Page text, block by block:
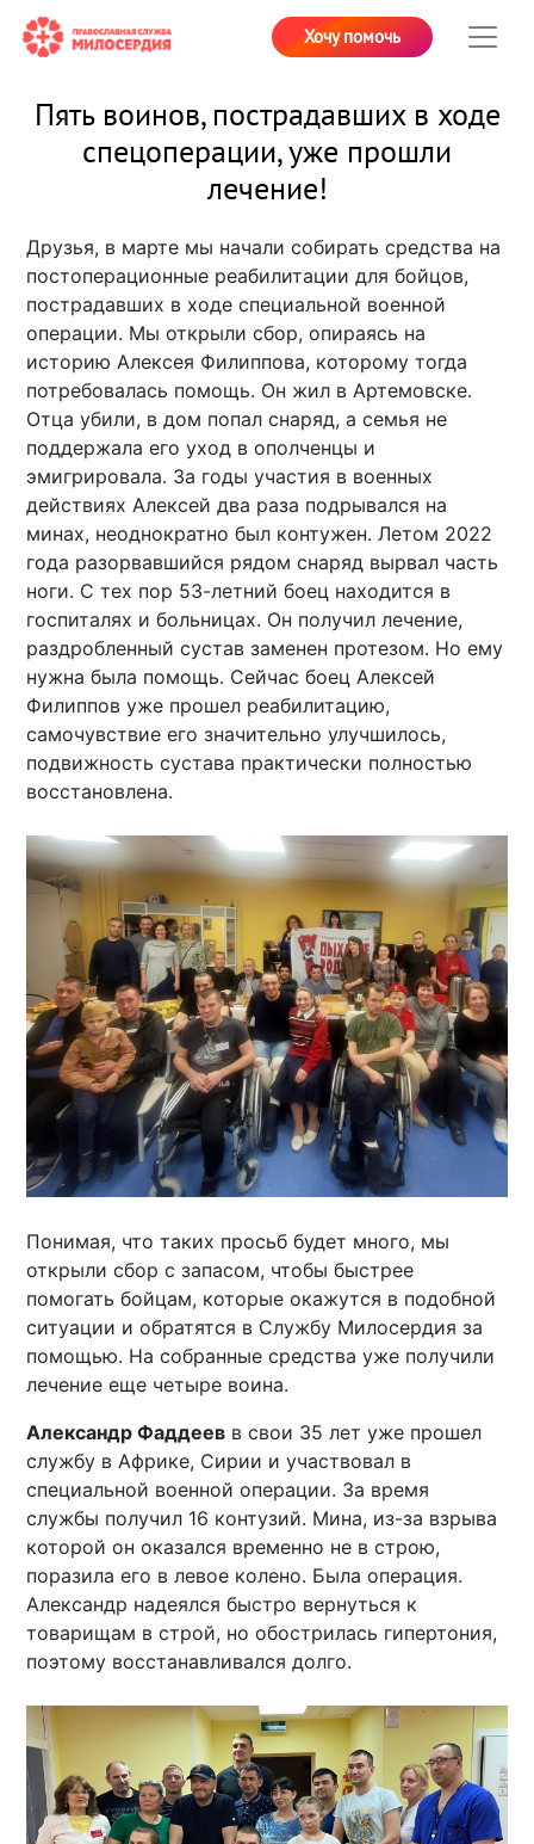
Хочу помочь
Пять воинов, пострадавших в ходе
спецоперации, уже прошли
лечение!
Друзья, в марте мы начали собирать средства на
постоперационные реабилитации для бойцов,
пострадавших в ходе специальной военной
операции. Мы открыли сбор, опираясь на
историю Алексея Филиппова, которому тогда
потребовалась помощь. Он жил в Артемовске.
Отца убили, в дом попал снаряд, а семья не
поддержала его уход в ополченцы и
эмигрировала. За годы участия в военных
действиях Алексей два раза подрывался на
минах, неоднократно был контужен. Летом 2022
года разорвавшийся рядом снаряд вырвал часть
ноги. С тех пор 53-летний боец находится в
госпиталях и больницах. Он получил лечение,
раздробленный сустав заменен протезом. Но ему
нужна была помощь. Сейчас боец Алексей
Филиппов уже прошел реабилитацию,
самочувствие его значительно улучшилось,
подвижность сустава практически полностью
восстановлена.
Понимая, что таких просьб будет много, мы
открыли сбор с запасом, чтобы быстрее
помогать бойцам, которые окажутся в подобной
ситуации и обратятся в Службу Милосердия за
помощью. На собранные средства уже получили
лечение еще четыре воина.
Александр Фаддеев в свои 35 лет уже прошел
службу в Африке, Сирии и участвовал в
специальной военной операции. За время
службы получил 16 контузий. Мина, из-за взрыва
которой он оказался временно не в строю,
поразила его в левое колено. Была операция.
Александр надеялся быстро вернуться к
товарищам в строй, но обострилась гипертония,
поэтому восстанавливался долго.